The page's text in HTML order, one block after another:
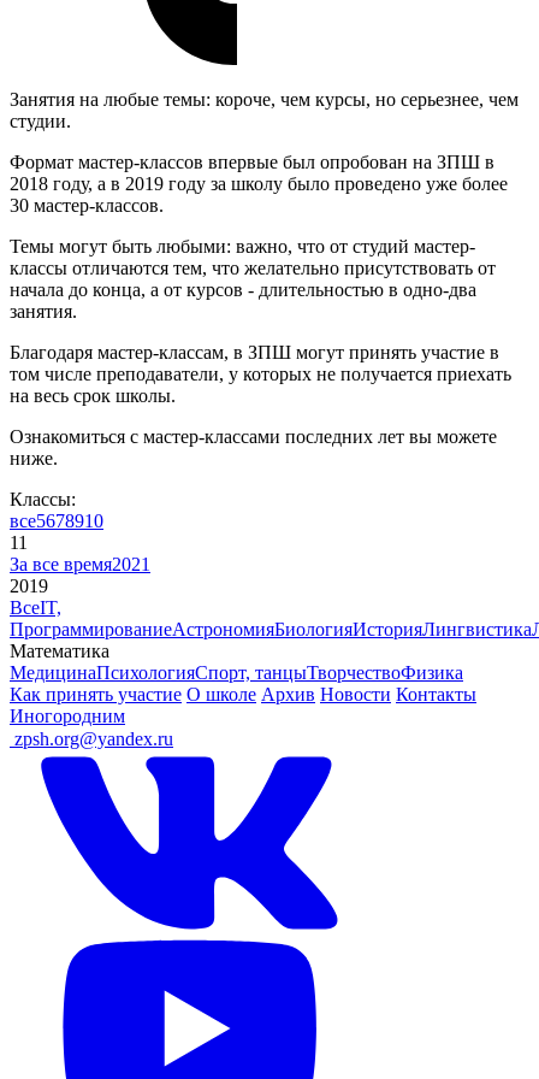
Занятия на любые темы: короче, чем курсы, но серьезнее, чем
студии.
Формат мастер-классов впервые был опробован на ЗПШ в
2018 году, а в 2019 году за школу было проведено уже более
30 мастер-классов.
Темы могут быть любыми: важно, что от студий мастер-
классы отличаются тем, что желательно присутствовать от
начала до конца, а от курсов - длительностью в одно-два
занятия.
Благодаря мастер-классам, в ЗПШ могут принять участие в
том числе преподаватели, у которых не получается приехать
на весь срок школы.
Ознакомиться с мастер-классами последних лет вы можете
ниже.
Классы:
все5678910
11
За все время2021
2019
ВсеIT,
ПрограммированиеАстрономияБиологияИсторияЛингвистика
Математика
МедицинаПсихологияСпорт, танцыТворчествоФизика
Как принять участие О школе Архив Новости Контакты
Иногородним
zpsh.org@yandex.ru